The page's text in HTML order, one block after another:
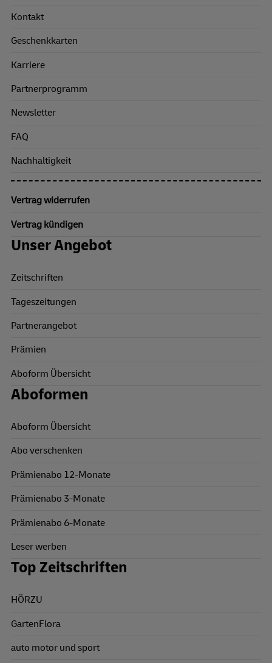
Kontakt
Geschenkkarten
Karriere
Partnerprogramm
Newsletter
FAQ
Nachhaltigkeit
Vertrag widerrufen
Vertrag kündigen
Unser Angebot
Zeitschriften
Tageszeitungen
Partnerangebot
Prämien
Aboform Übersicht
Aboformen
Aboform Übersicht
Abo verschenken
Prämienabo 12-Monate
Prämienabo 3-Monate
Prämienabo 6-Monate
Leser werben
Top Zeitschriften
HÖRZU
GartenFlora
auto motor und sport